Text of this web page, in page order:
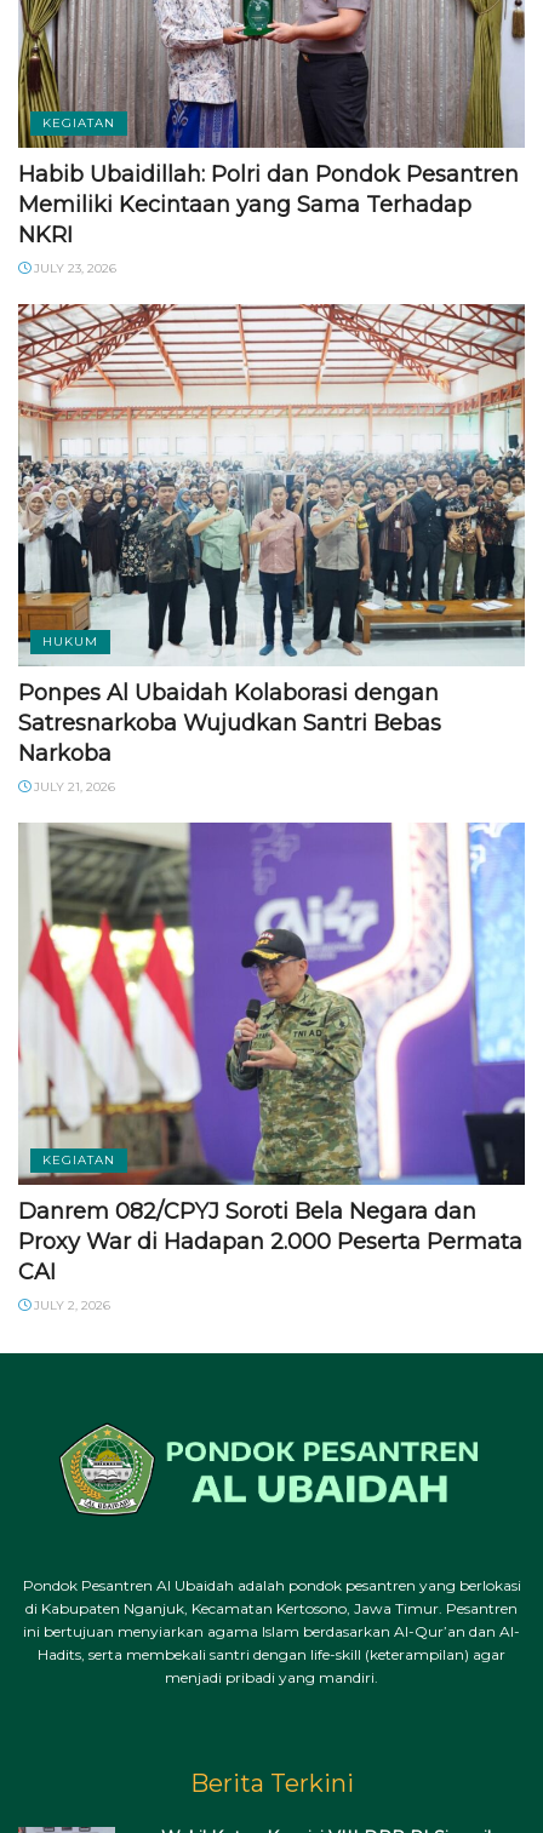
KEGIATAN
Habib Ubaidillah: Polri dan Pondok Pesantren
Memiliki Kecintaan yang Sama Terhadap
NKRI
JULY 23, 2026
HUKUM
Ponpes Al Ubaidah Kolaborasi dengan
Satresnarkoba Wujudkan Santri Bebas
Narkoba
JULY 21, 2026
KEGIATAN
Danrem 082/CPYJ Soroti Bela Negara dan
Proxy War di Hadapan 2.000 Peserta Permata
CAI
JULY 2, 2026
Pondok Pesantren Al Ubaidah adalah pondok pesantren yang berlokasi
di Kabupaten Nganjuk, Kecamatan Kertosono, Jawa Timur. Pesantren
ini bertujuan menyiarkan agama Islam berdasarkan Al-Qur’an dan Al-
Hadits, serta membekali santri dengan life-skill (keterampilan) agar
menjadi pribadi yang mandiri.
Berita Terkini